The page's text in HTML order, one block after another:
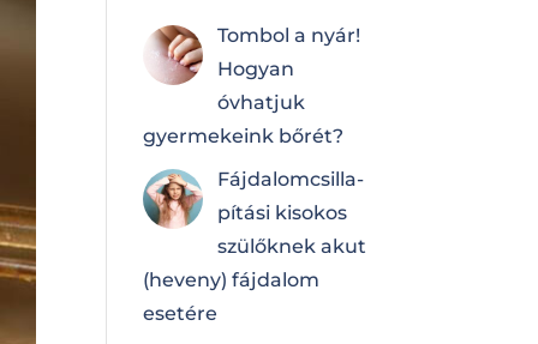
Tombol a nyár!
Hogyan
óvhatjuk
gyermekeink bőrét?
Fájdalomcsilla­
pí­tá­si kisokos
szülőknek akut
(heveny) fájdalom
esetére